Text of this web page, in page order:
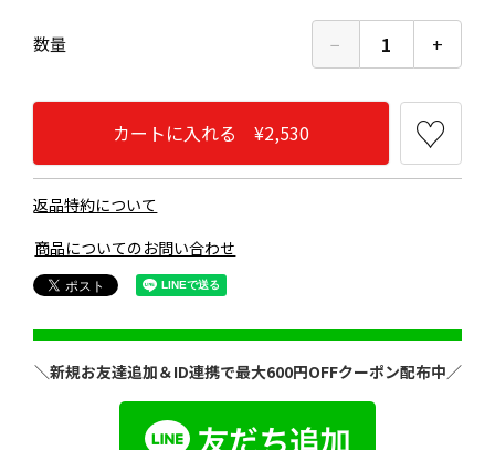
数量 − 1 +
カートに入れる ¥2,530
返品特約について
商品についてのお問い合わせ
＼新規お友達追加＆ID連携で最大600円OFFクーポン配布中／